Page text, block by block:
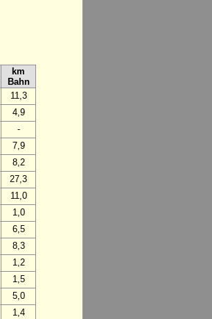
km
Bahn
11,3
4,9
-
7,9
8,2
27,3
11,0
1,0
6,5
8,3
1,2
1,5
5,0
1,4